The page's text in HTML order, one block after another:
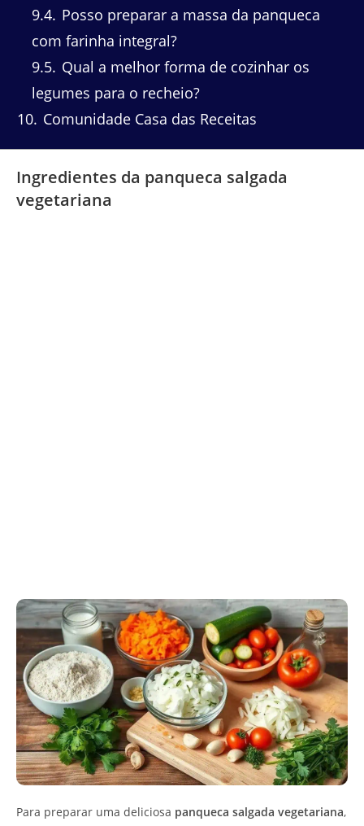
9.4 Posso preparar a massa da panqueca
com farinha integral?
9.5 Qual a melhor forma de cozinhar os
legumes para o recheio?
10 Comunidade Casa das Receitas
Ingredientes da panqueca salgada
vegetariana
Para preparar uma deliciosa panqueca salgada vegetariana,